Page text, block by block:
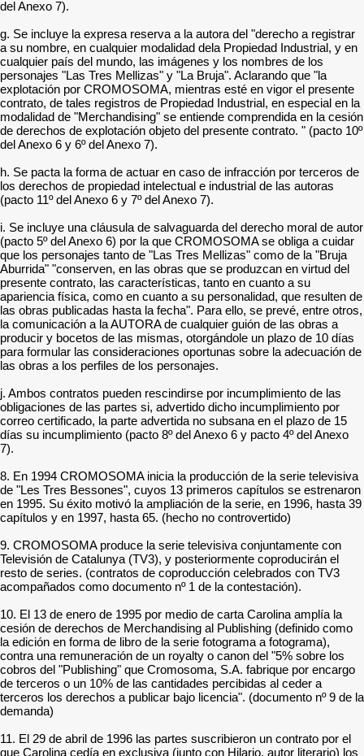
del Anexo 7).
g. Se incluye la expresa reserva a la autora del "derecho a registrar
a su nombre, en cualquier modalidad dela Propiedad Industrial, y en
cualquier país del mundo, las imágenes y los nombres de los
personajes "Las Tres Mellizas" y "La Bruja". Aclarando que "la
explotación por CROMOSOMA, mientras esté en vigor el presente
contrato, de tales registros de Propiedad Industrial, en especial en la
modalidad de "Merchandising" se entiende comprendida en la cesión
de derechos de explotación objeto del presente contrato. " (pacto 10º
del Anexo 6 y 6º del Anexo 7).
h. Se pacta la forma de actuar en caso de infracción por terceros de
los derechos de propiedad intelectual e industrial de las autoras
(pacto 11º del Anexo 6 y 7º del Anexo 7).
i. Se incluye una cláusula de salvaguarda del derecho moral de autor
(pacto 5º del Anexo 6) por la que CROMOSOMA se obliga a cuidar
que los personajes tanto de "Las Tres Mellizas" como de la "Bruja
Aburrida" "conserven, en las obras que se produzcan en virtud del
presente contrato, las características, tanto en cuanto a su
apariencia física, como en cuanto a su personalidad, que resulten de
las obras publicadas hasta la fecha". Para ello, se prevé, entre otros,
la comunicación a la AUTORA de cualquier guión de las obras a
producir y bocetos de las mismas, otorgándole un plazo de 10 días
para formular las consideraciones oportunas sobre la adecuación de
las obras a los perfiles de los personajes.
j. Ambos contratos pueden rescindirse por incumplimiento de las
obligaciones de las partes si, advertido dicho incumplimiento por
correo certificado, la parte advertida no subsana en el plazo de 15
días su incumplimiento (pacto 8º del Anexo 6 y pacto 4º del Anexo
7).
8. En 1994 CROMOSOMA inicia la producción de la serie televisiva
de "Les Tres Bessones", cuyos 13 primeros capítulos se estrenaron
en 1995. Su éxito motivó la ampliación de la serie, en 1996, hasta 39
capítulos y en 1997, hasta 65. (hecho no controvertido)
9. CROMOSOMA produce la serie televisiva conjuntamente con
Televisión de Catalunya (TV3), y posteriormente coproducirán el
resto de series. (contratos de coproducción celebrados con TV3
acompañados como documento nº 1 de la contestación).
10. El 13 de enero de 1995 por medio de carta Carolina amplía la
cesión de derechos de Merchandising al Publishing (definido como
la edición en forma de libro de la serie fotograma a fotograma),
contra una remuneración de un royalty o canon del "5% sobre los
cobros del "Publishing" que Cromosoma, S.A. fabrique por encargo
de terceros o un 10% de las cantidades percibidas al ceder a
terceros los derechos a publicar bajo licencia". (documento nº 9 de la
demanda)
11. El 29 de abril de 1996 las partes suscribieron un contrato por el
que Carolina cedía en exclusiva (junto con Hilario, autor literario) los